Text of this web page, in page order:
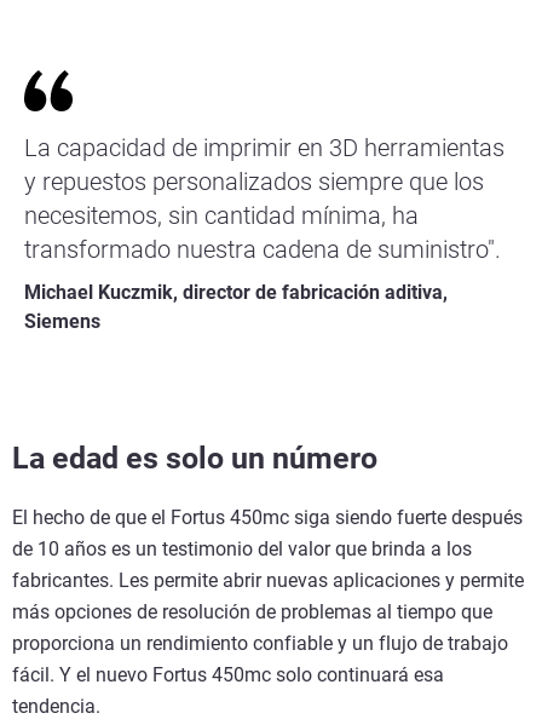
La capacidad de imprimir en 3D herramientas
y repuestos personalizados siempre que los
necesitemos, sin cantidad mínima, ha
transformado nuestra cadena de suministro".
Michael Kuczmik, director de fabricación aditiva,
Siemens
La edad es solo un número
El hecho de que el Fortus 450mc siga siendo fuerte después
de 10 años es un testimonio del valor que brinda a los
fabricantes. Les permite abrir nuevas aplicaciones y permite
más opciones de resolución de problemas al tiempo que
proporciona un rendimiento confiable y un flujo de trabajo
fácil. Y el nuevo Fortus 450mc solo continuará esa
tendencia.